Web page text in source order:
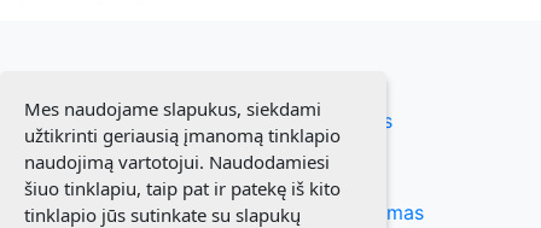
Susiekite su mumis
Taisyklės
Prenumeratos atsisakymas
Mes naudojame slapukus, siekdami
užtikrinti geriausią įmanomą tinklapio
naudojimą vartotojui. Naudodamiesi
šiuo tinklapiu, taip pat ir patekę iš kito
tinklapio jūs sutinkate su slapukų